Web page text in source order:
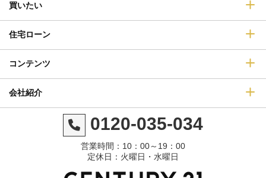
買いたい
住宅ローン
コンテンツ
会社紹介
0120-035-034
営業時間：10：00～19：00
定休日：火曜日・水曜日